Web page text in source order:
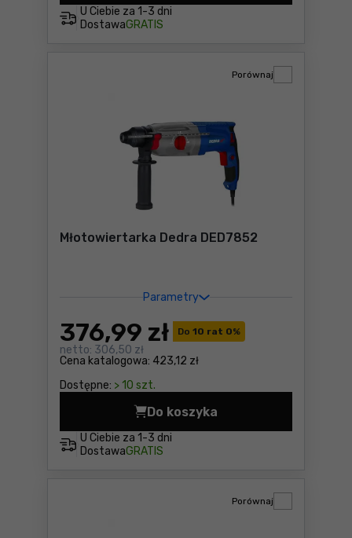
U Ciebie za 1-3 dni
DostawaGRATIS
Młotowiertarka Dedra DED7852
Parametry
Do 10 rat 0%
Cena katalogowa: 423,12 zł
376,99 zł
netto: 306,50 zł
Dostępne: > 10 szt.
Porównaj
U Ciebie za 1-3 dni
DostawaGRATIS
Do koszyka
Młotowiertarka Dedra
Porównaj